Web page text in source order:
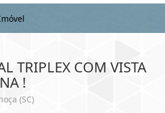
TRIPLEX COM VISTA
!
(SC)